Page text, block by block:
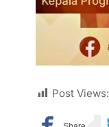
Post Views: